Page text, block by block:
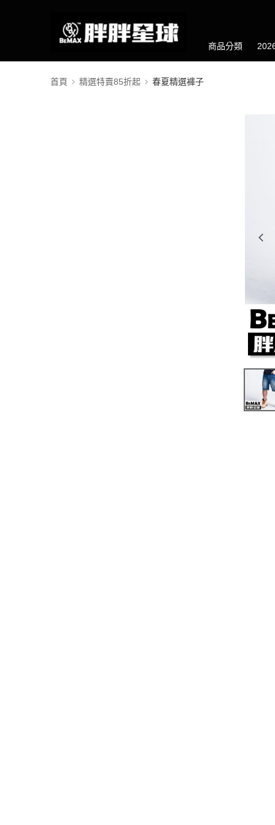
商品分類
首頁 精選特賣85折起 春夏精選褲子